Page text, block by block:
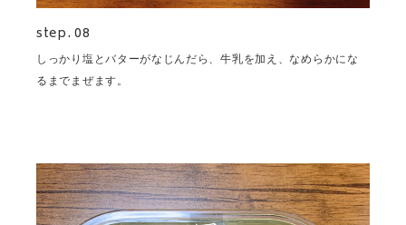
step. 08
しっかり塩とバターがなじんだら、牛乳を加え、なめらかにな
るまでまぜます。